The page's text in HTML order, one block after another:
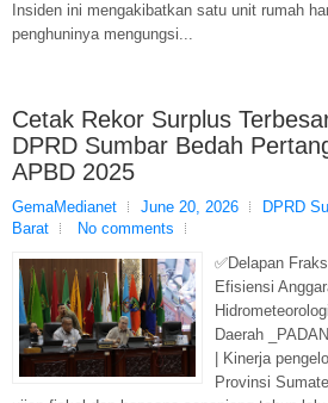
Insiden ini mengakibatkan satu unit rumah
penghuninya mengungsi...
Cetak Rekor Surplus
DPRD Sumbar Bedah
APBD 2025
GemaMedianet June 20, 2026 DPRD
Barat
No comments
✅Delapan
Efisiensi
Daerah
| Kinerja
Provinsi